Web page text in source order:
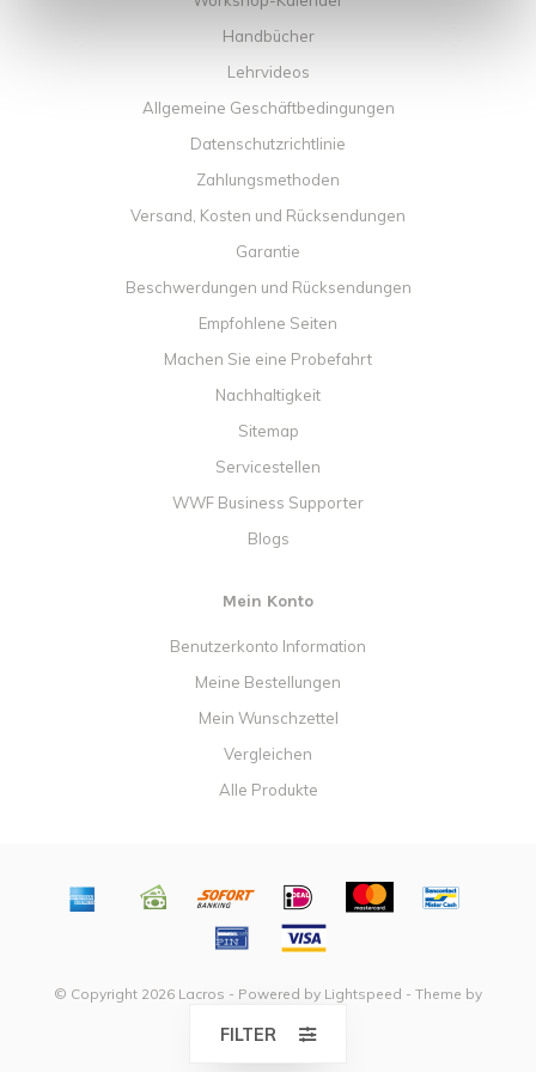
Handbücher
Lehrvideos
Allgemeine Geschäftbedingungen
Datenschutzrichtlinie
Zahlungsmethoden
Versand, Kosten und Rücksendungen
Garantie
Beschwerdungen und Rücksendungen
Empfohlene Seiten
Machen Sie eine Probefahrt
Nachhaltigkeit
Sitemap
Servicestellen
WWF Business Supporter
Blogs
Mein Konto
Benutzerkonto Information
Meine Bestellungen
Mein Wunschzettel
Vergleichen
Alle Produkte
© Copyright 2026 Lacros - Powered by Lightspeed - Theme by
Dyvelopment
FILTER